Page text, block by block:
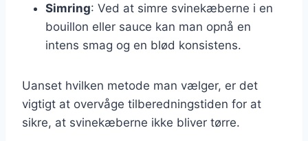
Simring: Ved at simre svinekæberne i en
bouillon eller sauce kan man opnå en
intens smag og en blød konsistens.
Uanset hvilken metode man vælger, er det
vigtigt at overvåge tilberedningstiden for at
sikre, at svinekæberne ikke bliver tørre.